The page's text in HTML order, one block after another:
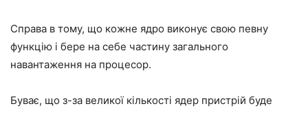
Справа в тому, що кожне ядро виконує свою певну
функцію і бере на себе частину загального
навантаження на процесор.
Буває, що з-за великої кількості ядер пристрій буде